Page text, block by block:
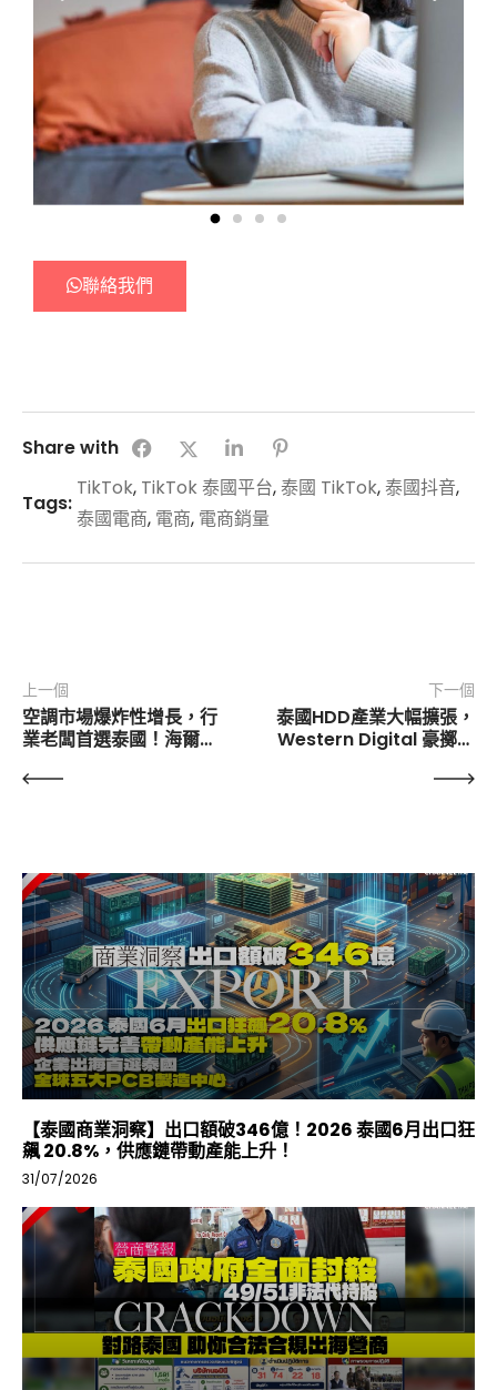
聯絡我們
Share with
Tags:
TikTok, TikTok 泰國平台,泰國 TikTok,泰國抖音,
泰國電商, 電商, 電商銷量
上一個
空調市場爆炸性增長，行
業老闆首選泰國！海爾深
廠動工！
下一個
泰國HDD產業大幅擴張，
Western Digital 豪擲百
企業應捉緊龐大商機進軍
【泰國商業洞察】出口額破346億！2026 泰國6月出口狂
飆 20.8%，供應鏈帶動產能上升！
31/07/2026